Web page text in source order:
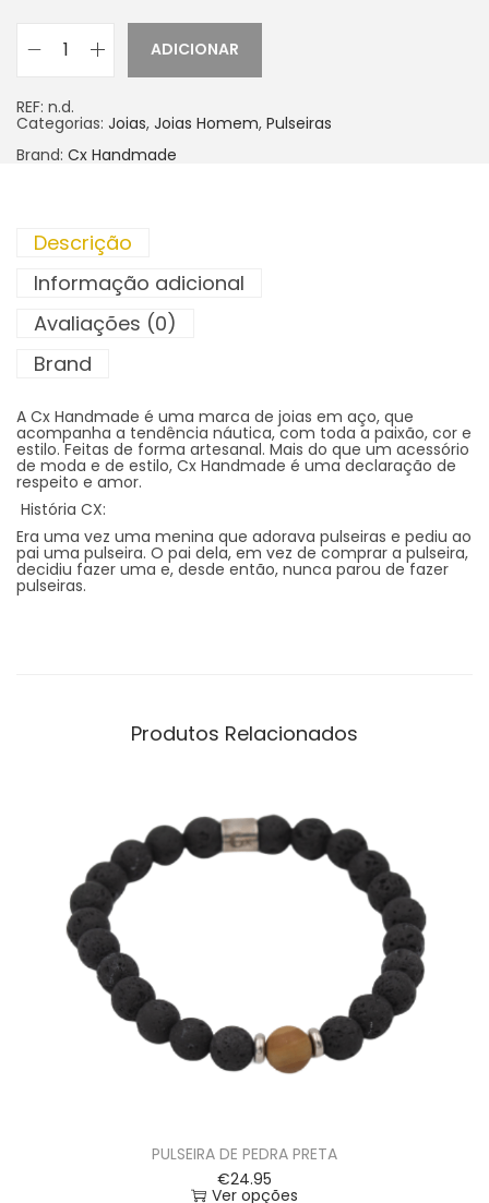
ADICIONAR
REF: n.d.
Categorias: Joias, Joias Homem, Pulseiras
Brand: Cx Handmade
Descrição
Informação adicional
Avaliações (0)
Brand
A Cx Handmade é uma marca de joias em aço, que
acompanha a tendência náutica, com toda a paixão, cor e
estilo. Feitas de forma artesanal. Mais do que um acessório
de moda e de estilo, Cx Handmade é uma declaração de
respeito e amor.
História CX:
Era uma vez uma menina que adorava pulseiras e pediu ao
pai uma pulseira. O pai dela, em vez de comprar a pulseira,
decidiu fazer uma e, desde então, nunca parou de fazer
pulseiras.
Produtos Relacionados
PULSEIRA DE PEDRA PRETA
€24.95
Ver opções